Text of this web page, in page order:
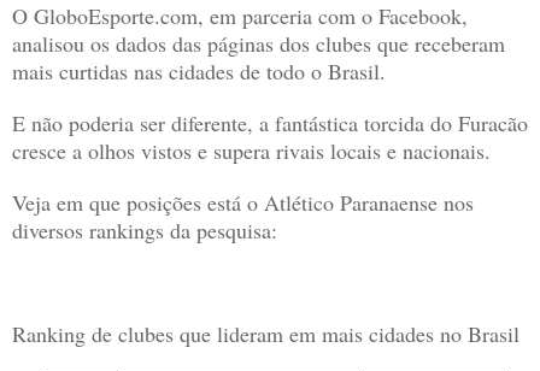
O GloboEsporte.com, em parceria com o Facebook,
analisou os dados das páginas dos clubes que receberam
mais curtidas nas cidades de todo o Brasil.
E não poderia ser diferente, a fantástica torcida do Furacão
cresce a olhos vistos e supera rivais locais e nacionais.
Veja em que posições está o Atlético Paranaense nos
diversos rankings da pesquisa:
Ranking de clubes que lideram em mais cidades no Brasil